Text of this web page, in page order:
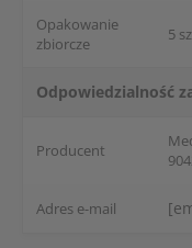
Opakowanie
zbiorcze
5
Odpowiedzialność
Producent
Adres e-mail